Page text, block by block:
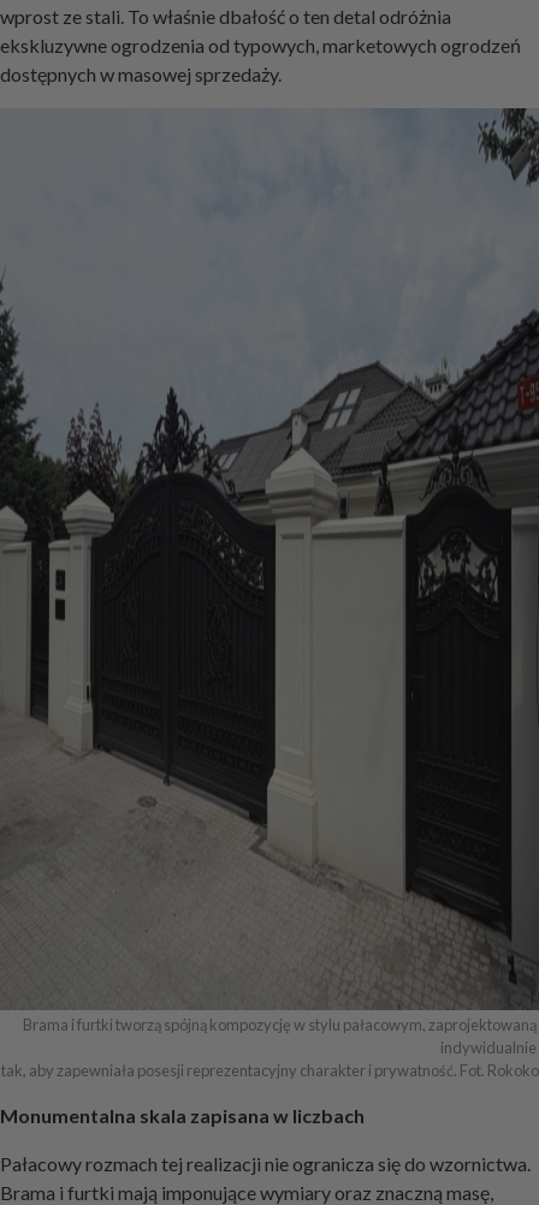
wprost ze stali. To właśnie dbałość o ten detal odróżnia
ekskluzywne ogrodzenia od typowych, marketowych ogrodzeń
dostępnych w masowej sprzedaży.
Brama i furtki tworzą spójną kompozycję w stylu pałacowym, zaprojektowaną
indywidualnie
tak, aby zapewniała posesji reprezentacyjny charakter i prywatność. Fot. Rokoko
Monumentalna skala zapisana w liczbach
Pałacowy rozmach tej realizacji nie ogranicza się do wzornictwa.
Brama i furtki mają imponujące wymiary oraz znaczną masę,